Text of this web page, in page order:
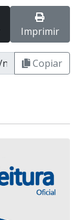
Imprimir
Copiar